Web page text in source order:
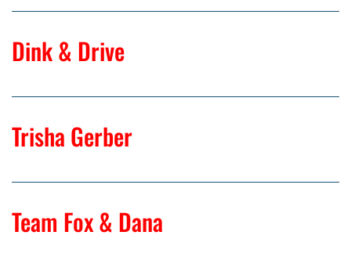
Dink & Drive
Trisha Gerber
Team Fox & Dana